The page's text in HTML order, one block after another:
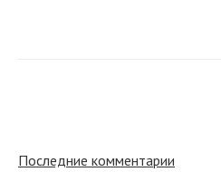
Последние комментарии